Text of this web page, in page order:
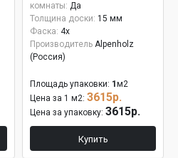
комнаты: Да
Толщина доски: 15 мм
Фаска: 4x
Производитель Alpenholz
(Россия)
Площадь упаковки: 1 м2
Цена за 1 м2: 3615р.
Цена за упаковку: 3615р.
Купить